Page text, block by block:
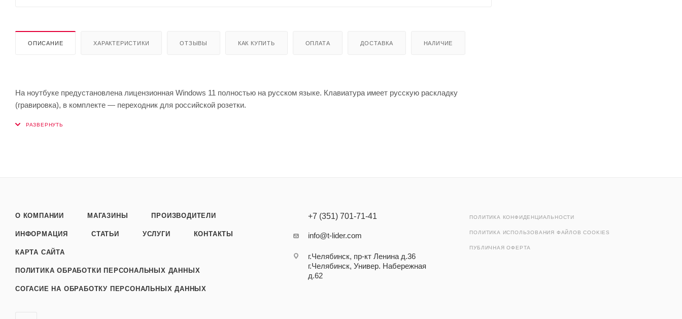
ОПИСАНИЕ ХАРАКТЕРИСТИКИ ОТЗЫВЫ КАК КУПИТЬ ОПЛАТА ДОСТАВКА НАЛИЧИЕ
На ноутбуке предустановлена лицензионная Windows 11 полностью на русском языке. Клавиатура имеет русскую раскладку
(гравировка), в комплекте — переходник для российской розетки.
О КОМПАНИИ МАГАЗИНЫ ПРОИЗВОДИТЕЛИ
ИНФОРМАЦИЯ СТАТЬИ УСЛУГИ КОНТАКТЫ
КАРТА САЙТА
ПОЛИТИКА ОБРАБОТКИ ПЕРСОНАЛЬНЫХ ДАННЫХ
СОГАСИЕ НА ОБРАБОТКУ ПЕРСОНАЛЬНЫХ ДАННЫХ
+7 (351) 701-71-41
info@t-lider.com
г.Челябинск, пр-кт Ленина д.36
г.Челябинск, Универ. Набережная
д.62
ПОЛИТИКА КОНФИДЕНЦИАЛЬНОСТИ
ПОЛИТИКА ИСПОЛЬЗОВАНИЯ ФАЙЛОВ COOKIES
ПУБЛИЧНАЯ ОФЕРТА